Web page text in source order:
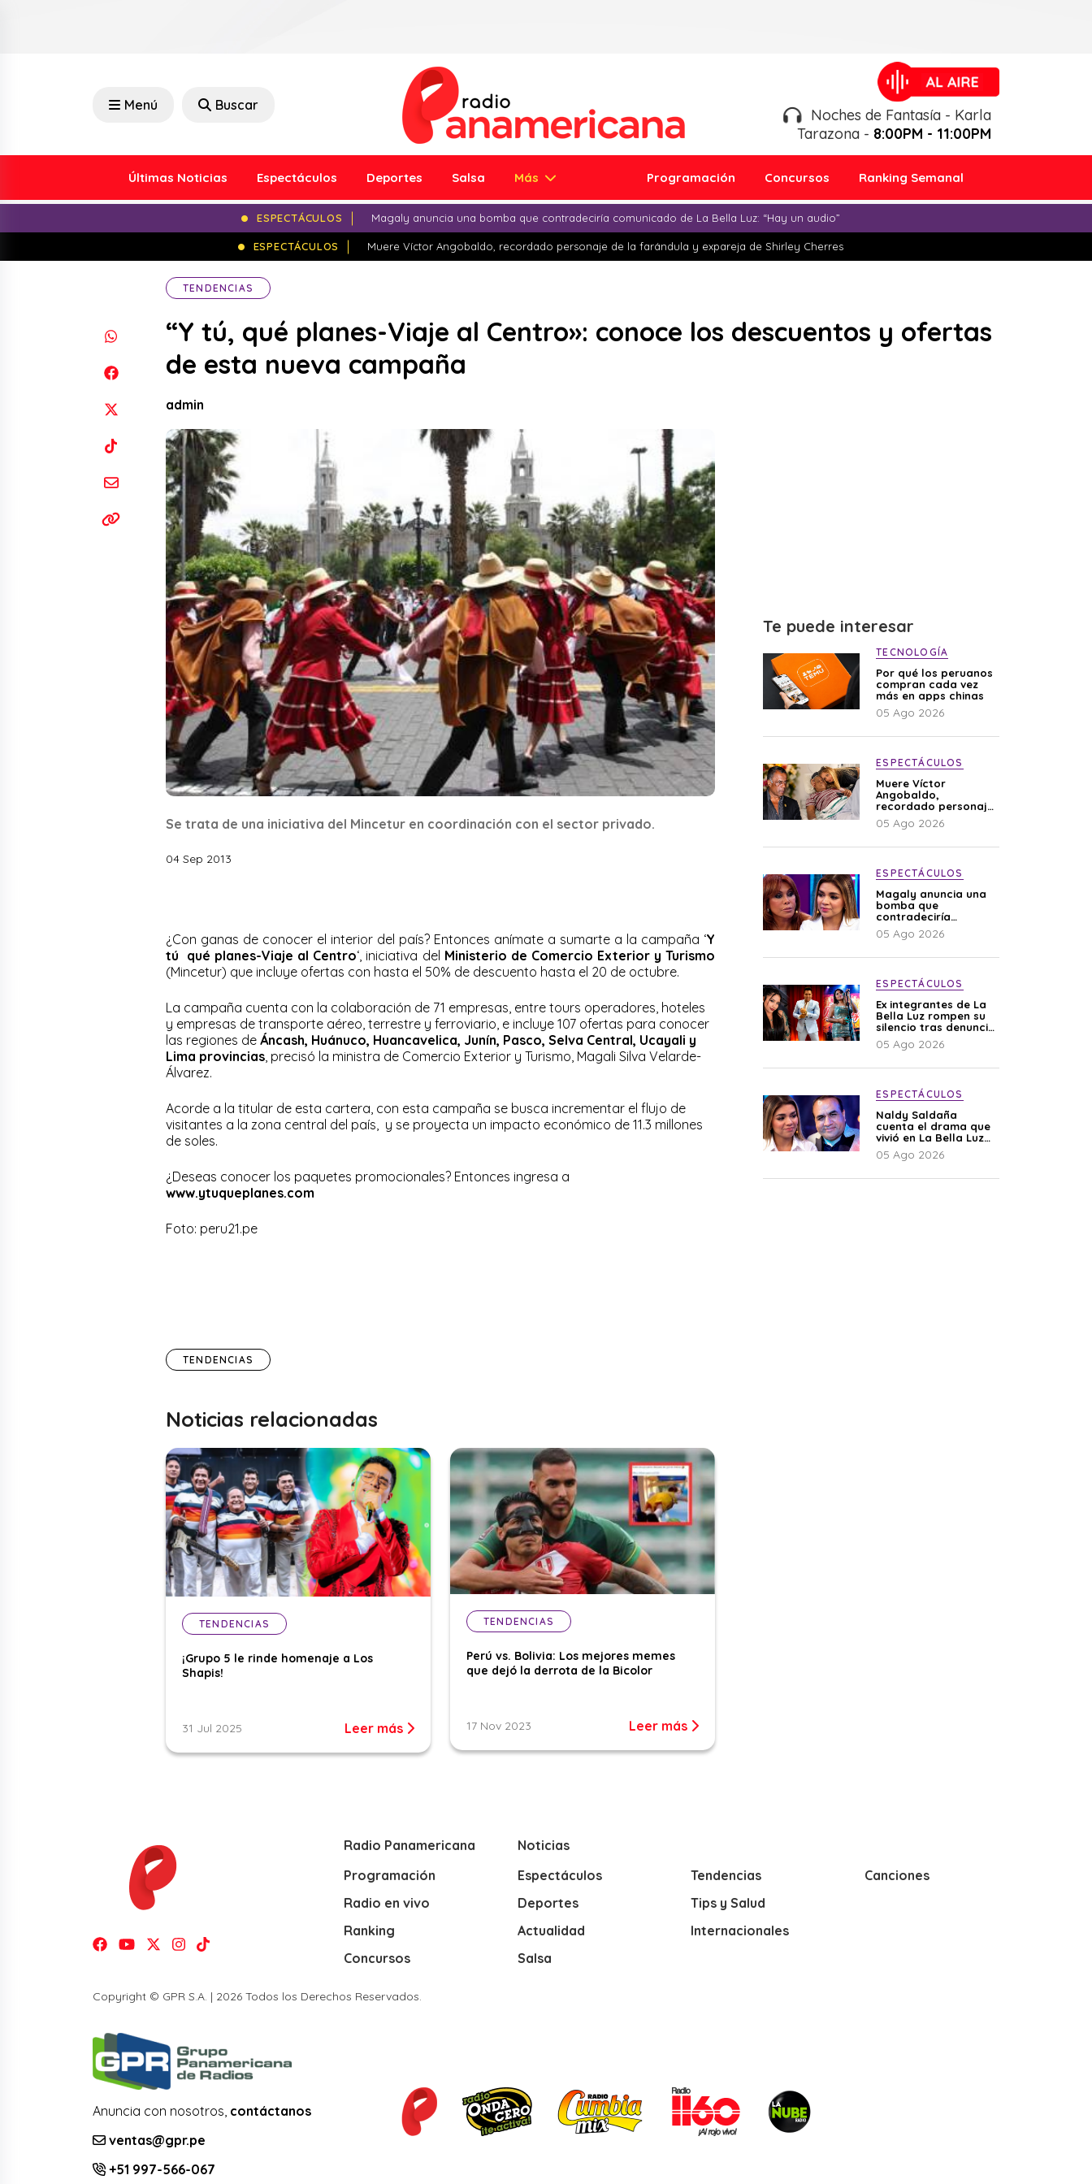
Menú Buscar
Noches de Fantasía - Karla
Tarazona - 8:00PM - 11:00PM
Últimas Noticias Espectáculos Deportes Salsa Más Programación Concursos Ranking Semanal
ESPECTÁCULOS Magaly anuncia una bomba que contradeciría comunicado de La Bella Luz: “Hay un audio”
ESPECTÁCULOS Muere Víctor Angobaldo, recordado personaje de la farándula y expareja de Shirley Cherres
TENDENCIAS
“Y tú, qué planes-Viaje al Centro»: conoce los descuentos y ofertas
de esta nueva campaña
admin
Se trata de una iniciativa del Mincetur en coordinación con el sector privado.
04 Sep 2013
¿Con ganas de conocer el interior del país? Entonces anímate a sumarte a la campaña ‘Y
tú qué planes-Viaje al Centro‘, iniciativa del Ministerio de Comercio Exterior y Turismo
(Mincetur) que incluye ofertas con hasta el 50% de descuento hasta el 20 de octubre.
La campaña cuenta con la colaboración de 71 empresas, entre tours operadores, hoteles
y empresas de transporte aéreo, terrestre y ferroviario, e incluye 107 ofertas para conocer
las regiones de Áncash, Huánuco, Huancavelica, Junín, Pasco, Selva Central, Ucayali y
Lima provincias , precisó la ministra de Comercio Exterior y Turismo, Magali Silva Velarde-
Álvarez.
Acorde a la titular de esta cartera, con esta campaña se busca incrementar el flujo de
visitantes a la zona central del país, y se proyecta un impacto económico de 11.3 millones
de soles.
¿Deseas conocer los paquetes promocionales? Entonces ingresa a
www.ytuqueplanes.com
Foto: peru21.pe
TENDENCIAS
Noticias relacionadas
TENDENCIAS
¡Grupo 5 le rinde homenaje a Los
Shapis!
31 Jul 2025 Leer más
TENDENCIAS
Perú vs. Bolivia: Los mejores memes
que dejó la derrota de la Bicolor
17 Nov 2023 Leer más
Te puede interesar
TECNOLOGÍA
Por qué los peruanos
compran cada vez
más en apps chinas
05 Ago 2026
ESPECTÁCULOS
Muere Víctor
Angobaldo,
recordado personaje
de la farándula y
expareja de Shirley
05 Ago 2026
ESPECTÁCULOS
Magaly anuncia una
bomba que
contradeciría
comunicado de La
Bella Luz: “Hay un
05 Ago 2026
ESPECTÁCULOS
Ex integrantes de La
Bella Luz rompen su
silencio tras denuncia
de Naldy: “Todo el
mundo lo sabía”
05 Ago 2026
ESPECTÁCULOS
Naldy Saldaña
cuenta el drama que
vivió en La Bella Luz
tras denuncia al
director musical: “No
05 Ago 2026
Radio Panamericana
Programación
Radio en vivo
Ranking
Concursos
Noticias
Espectáculos
Deportes
Actualidad
Salsa
Tendencias
Tips y Salud
Internacionales
Canciones
Copyright © GPR S.A. | 2026 Todos los Derechos Reservados.
Anuncia con nosotros, contáctanos
ventas@gpr.pe
+51 997-566-067